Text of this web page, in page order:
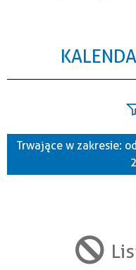
Szukana fraza
Trwające w zakresie
Trwające w zakresie: